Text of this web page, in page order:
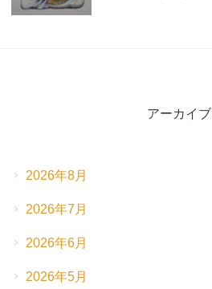
アーカイブ
2026年8月
2026年7月
2026年6月
2026年5月